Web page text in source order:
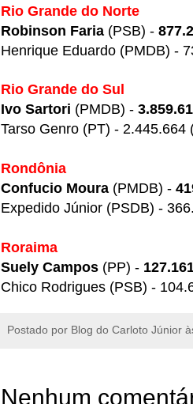
Rio Grande do Norte
Robinson Faria (PSB) -
Henrique Eduardo (PMDB) -
Rio Grande do Sul
Ivo Sartori (PMDB) -
Tarso Genro (PT) - 2.445.664
Rondônia
Confucio Moura (PMDB) -
Expedido Júnior (PSDB) -
Roraima
Suely Campos (PP) -
Chico Rodrigues (PSB) -
Postado por Blog do Carloto Júnior
Nenhum